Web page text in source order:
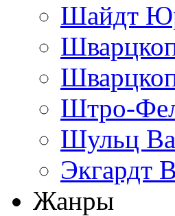
Шайдт
Штро-
Шульц
Экгардт
Жанры